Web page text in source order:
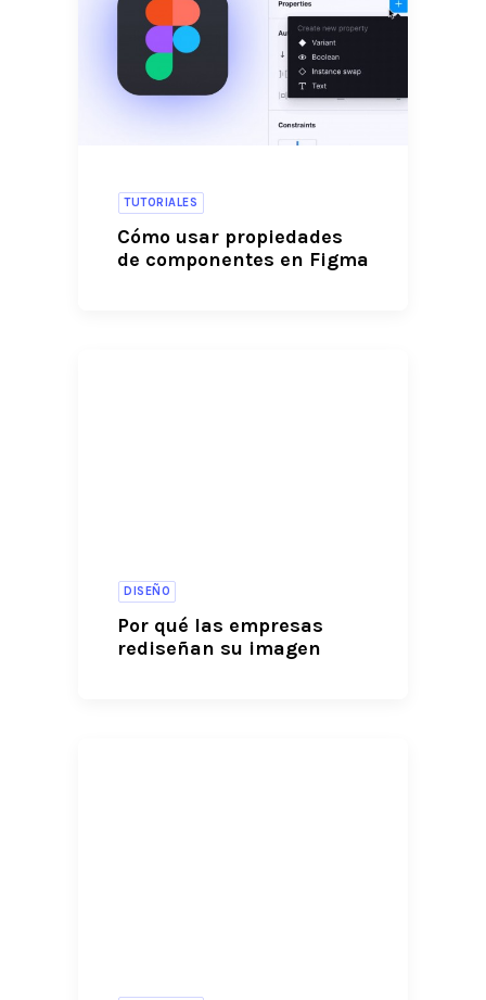
TUTORIALES
Cómo usar propiedades
de componentes en Figma
DISEÑO
Por qué las empresas
rediseñan su imagen